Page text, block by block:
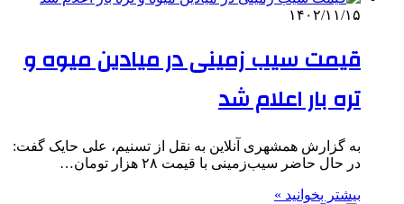
۱۴۰۲/۱۱/۱۵
قیمت سیب زمینی در میادین میوه و
تره بار اعلام شد
به گزارش همشهری آنلاین به نقل از تسنیم، علی حایک گفت:
در حال حاضر سیب‌زمینی با قیمت ۲۸ هزار تومان…
بیشتر بخوانید »